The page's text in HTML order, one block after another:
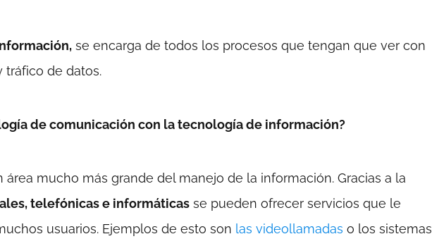
se encarga de todos los procesos que tengan que ver con
tráfico de datos.
de comunicación con la tecnología de información?
mucho más grande del manejo de la información. Gracias a la
telefónicas e informáticas se pueden ofrecer servicios que le
usuarios. Ejemplos de esto son las videollamadas o los sistemas